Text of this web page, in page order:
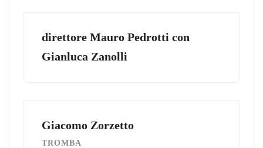
direttore Mauro Pedrotti con
Gianluca Zanolli
Giacomo Zorzetto
TROMBA